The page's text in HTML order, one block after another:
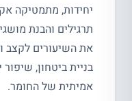
יחידות, מתמטיקה
תרגילים והבנת
את השיעורים לקצב
בניית ביטחון,
אמיתית של החומר.